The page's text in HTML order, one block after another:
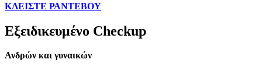
ΚΛΕΙΣΤΕ ΡΑΝΤΕΒΟΥ
Εξειδικευμένο Checkup
Ανδρών και γυναικών